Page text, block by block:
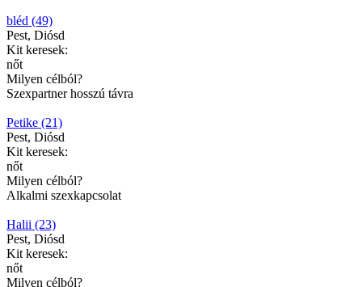
bléd (49)
Pest, Diósd
Kit keresek:
nőt
Milyen célból?
Szexpartner hosszú távra
Petike (21)
Pest, Diósd
Kit keresek:
nőt
Milyen célból?
Alkalmi szexkapcsolat
Halii (23)
Pest, Diósd
Kit keresek:
nőt
Milyen célból?